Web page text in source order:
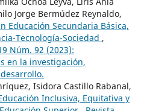
Jorge Bermúdez Reynaldo,
Educación Secundaria Básica,
Tecnología-Sociedad ,
Núm. 92 (2023):
en la investigación,
Isidora Castillo Rabanal,
Inclusiva, Equitativa y